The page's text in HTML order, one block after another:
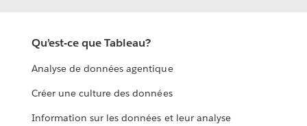
Qu’est-ce que Tableau?
Analyse de données agentique
Créer une culture des données
Information sur les données et leur analyse